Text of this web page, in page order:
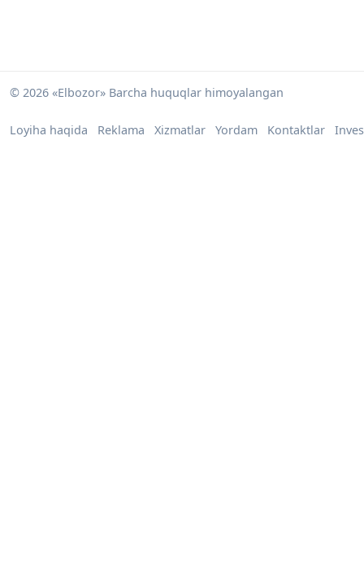
© 2026 «Elbozor» Barcha huquqlar himoyalangan
Loyiha haqida Reklama Xizmatlar Yordam Kontaktlar